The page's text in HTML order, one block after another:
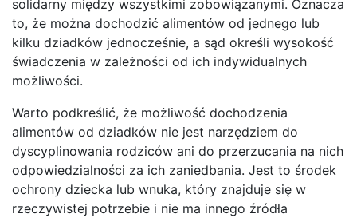
solidarny między wszystkimi zobowiązanymi. Oznacza
to, że można dochodzić alimentów od jednego lub
kilku dziadków jednocześnie, a sąd określi wysokość
świadczenia w zależności od ich indywidualnych
możliwości.
Warto podkreślić, że możliwość dochodzenia
alimentów od dziadków nie jest narzędziem do
dyscyplinowania rodziców ani do przerzucania na nich
odpowiedzialności za ich zaniedbania. Jest to środek
ochrony dziecka lub wnuka, który znajduje się w
rzeczywistej potrzebie i nie ma innego źródła